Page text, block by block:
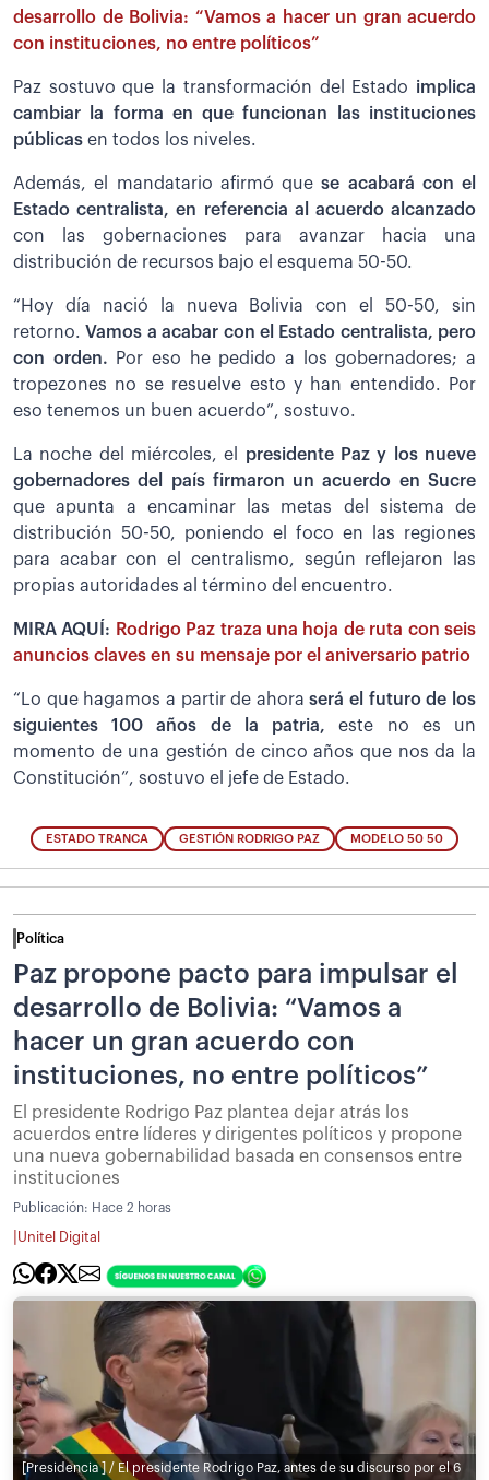
desarrollo de Bolivia: “Vamos a hacer un gran acuerdo
con instituciones, no entre políticos”
Paz sostuvo que la transformación del Estado implica
cambiar la forma en que funcionan las instituciones
públicas en todos los niveles.
Además, el mandatario afirmó quese acabará con el
Estado centralista, en referencia al acuerdo alcanzado
con las gobernaciones para avanzar hacia una
distribución de recursos bajo el esquema 50-50.
“Hoy día nació la nueva Bolivia con el 50-50, sin
retorno.Vamos a acabar con el Estado centralista, pero
con orden. Por eso he pedido a los gobernadores; a
tropezones no se resuelve esto y han entendido. Por
eso tenemos un buen acuerdo”, sostuvo.
La noche del miércoles, el presidente Paz y los nueve
gobernadores del país firmaron un acuerdo en Sucre
que apunta a encaminar las metas del sistema de
distribución 50-50, poniendo el foco en las regiones
para acabar con el centralismo, según reflejaron las
propias autoridades al término del encuentro.
MIRA AQUÍ: Rodrigo Paz traza una hoja de ruta con seis
anuncios claves en su mensaje por el aniversario patrio
“Lo que hagamos a partir de ahoraserá el futuro de los
siguientes 100 años de la patria, este no es un
momento de una gestión de cinco años que nos da la
Constitución”, sostuvo el jefe de Estado.
ESTADO TRANCA GESTIÓN RODRIGO PAZ MODELO 50 50
Política
Paz propone pacto para impulsar el
desarrollo de Bolivia: “Vamos a
hacer un gran acuerdo con
instituciones, no entre políticos”
El presidente Rodrigo Paz plantea dejar atrás los
acuerdos entre líderes y dirigentes políticos y propone
una nueva gobernabilidad basada en consensos entre
instituciones
Publicación: Hace 2 horas
Unitel Digital
[Presidencia ] / El presidente Rodrigo Paz, antes de su discurso por el 6